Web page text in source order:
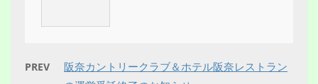
PREV
阪奈カントリークラブ＆ホテル阪奈レストラン